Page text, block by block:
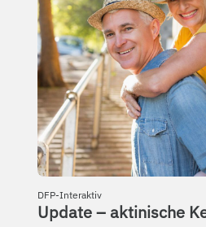
DFP-Interaktiv
Update – aktinische